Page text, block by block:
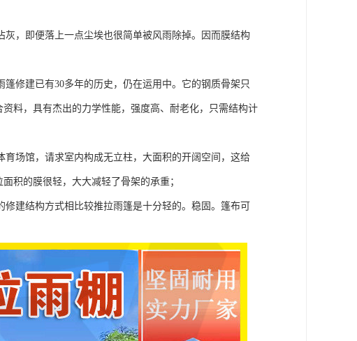
，即便落上一点尘埃也很简单被风雨除掉。因而膜结构
修建已有30多年的历史，仍在运用中。它的钢质骨架只
料，具有杰出的力学性能，强度高、耐老化，只需结构计
场馆，请求室内构成无立柱，大面积的开阔空间，这给
积的膜很轻，大大减轻了骨架的承重；
建结构方式相比较推拉雨篷是十分轻的。稳固。篷布可